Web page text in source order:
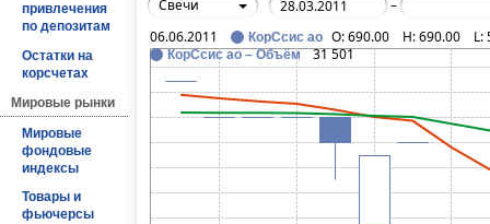
привлечения
по депозитам
Остатки на
корсчетах
Мировые рынки
Мировые
фондовые
индексы
Товары и
фьючерсы
Свечи
–
06.06.2011
КорСсис ао O:690.00 H:690.00 L:
КорСсис ао – Объём 31 501